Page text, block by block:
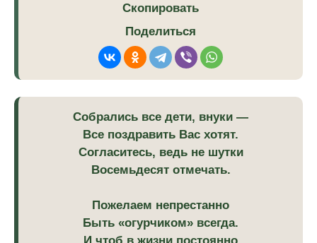
Скопировать
Поделиться
Собрались все дети, внуки —
Все поздравить Вас хотят.
Согласитесь, ведь не шутки
Восемьдесят отмечать.
Пожелаем непрестанно
Быть «огурчиком» всегда.